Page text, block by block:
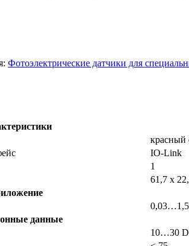
Фотоэлектрические датчики для
красный
IO-Link
1
61,7 x
0,03…1,5
данные
10…30